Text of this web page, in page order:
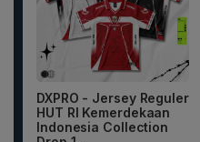
DXPRO - Jersey Reguler
HUT RI Kemerdekaan
Indonesia Collection